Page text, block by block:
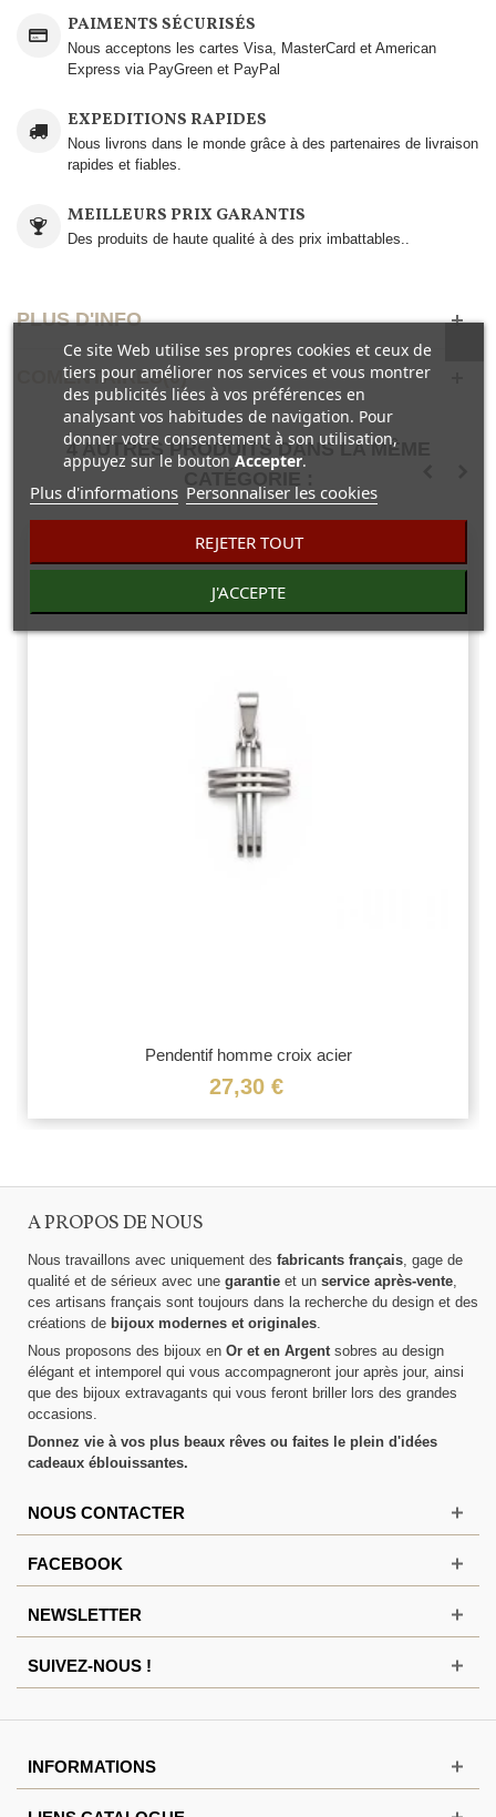
PAIMENTS SÉCURISÉS
Nous acceptons les cartes Visa, MasterCard et American
Express via PayGreen et PayPal
EXPEDITIONS RAPIDES
Nous livrons dans le monde grâce à des partenaires de livraison
rapides et fiables.
MEILLEURS PRIX GARANTIS
Des produits de haute qualité à des prix imbattables..
PLUS D'INFO
COMENTAIRES(0)
4 AUTRES PRODUITS DANS LA MÊME
Pendentif homme croix acier
27,30 €
A PROPOS DE NOUS
Nous travaillons avec uniquement des fabricants français, gage de
qualité et de sérieux avec une garantie et un service après-vente,
ces artisans français sont toujours dans la recherche du design et des
créations de bijoux modernes et originales.
Nous proposons des bijoux en Or et en Argentsobres au design
élégant et intemporel qui vous accompagneront jour après jour, ainsi
que des bijoux extravagants qui vous feront briller lors des grandes
occasions.
Donnez vie à vos plus beaux rêves ou faites le plein d'idées
cadeaux éblouissantes.
NOUS CONTACTER
FACEBOOK
NEWSLETTER
SUIVEZ-NOUS !
Ce site Web utilise ses propres cookies et ceux de
tiers pour améliorer nos services et vous montrer
des publicités liées à vos préférences en
analysant vos habitudes de navigation. Pour
donner votre consentement à son utilisation,
appuyez sur le bouton Accepter.
Plus d'informations Personnaliser les cookies
REJETER TOUT
J'ACCEPTE
INFORMATIONS